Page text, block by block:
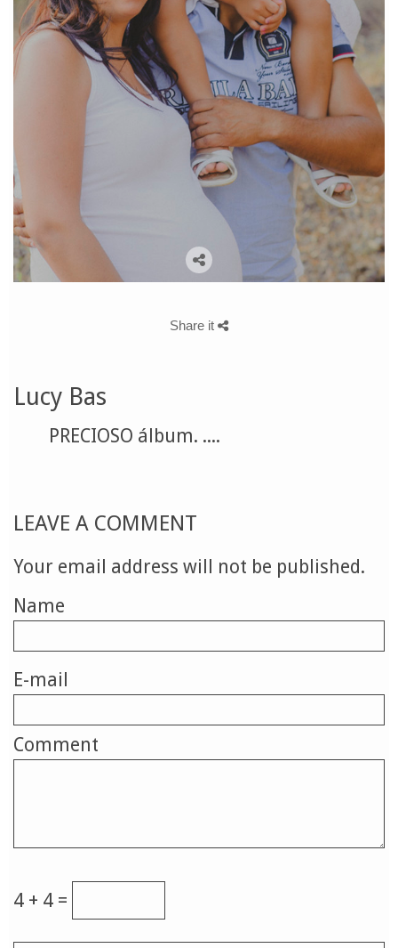
Share it
Lucy Bas
PRECIOSO álbum. ....
LEAVE A COMMENT
Your email address will not be published.
Name
E-mail
Comment
4 + 4 =